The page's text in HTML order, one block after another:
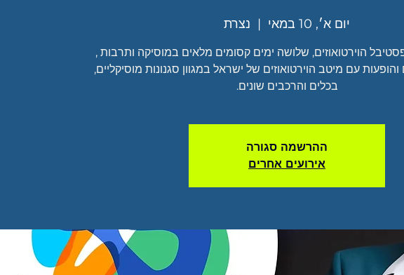
יום א׳, 10 במאי
  |
נצרת
הוירטואוזים, שלושה ימים קסומים מלאים במוסיקה ותרבות ,
עם מיטב הוירטואוזים של ישראל במגוון סגנונות מוסיקליים,
בכלים והרכבים שונים.
ההרשמה סגורה
אירועים אחרים